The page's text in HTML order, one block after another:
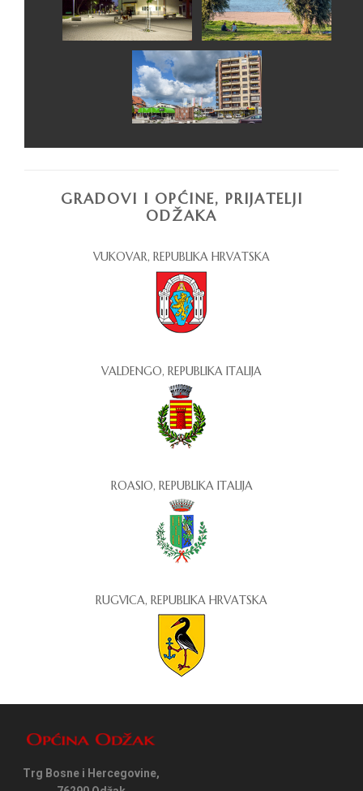
GRADOVI I OPĆINE, PRIJATELJI
ODŽAKA
VUKOVAR, REPUBLIKA HRVATSKA
VALDENGO, REPUBLIKA ITALIJA
ROASIO, REPUBLIKA ITALIJA
RUGVICA, REPUBLIKA HRVATSKA
Trg Bosne i Hercegovine,